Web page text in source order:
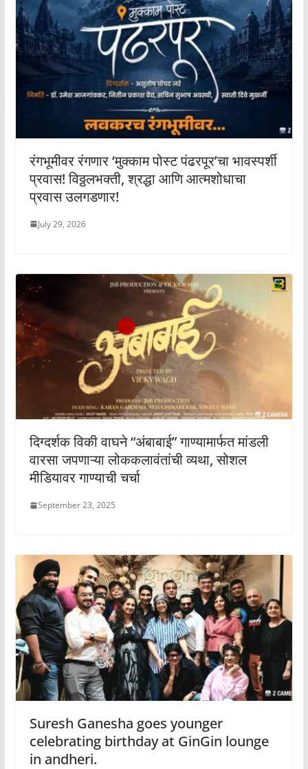
रंगभूमीवर रंगणार ‘मुक्काम पोस्ट पंढरपूर’चा भावस्पर्शी
प्रवास! विठ्ठलभक्ती, श्रद्धा आणि आत्मशोधाचा
प्रवास उलगडणार!
July 29, 2026
दिग्दर्शक विकी वाघने “अंबाबाई” गाण्यामार्फत मांडली
वारसा जपणाऱ्या लोककलावंतांची व्यथा, सोशल
मीडियावर गाण्याची चर्चा
September 23, 2025
Suresh Ganesha goes younger
celebrating birthday at GinGin lounge
in andheri.